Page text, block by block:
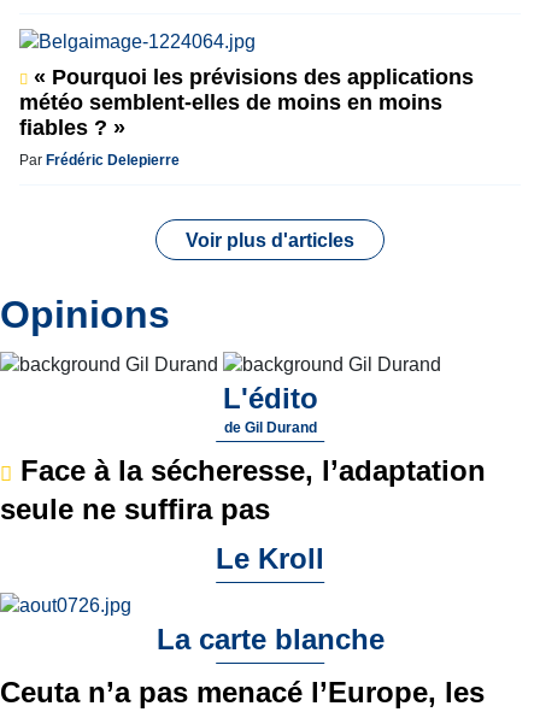
« Pourquoi les prévisions des applications
météo semblent-elles de moins en moins
fiables ? »
Par Frédéric Delepierre
Voir plus d'articles
Opinions
L'édito
de Gil Durand
Face à la sécheresse, l’adaptation
seule ne suffira pas
Le Kroll
La carte blanche
Ceuta n’a pas menacé l’Europe, les